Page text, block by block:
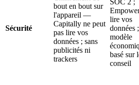
Sécurité
bout en bout sur
l'appareil —
Capitally ne peut
pas lire vos
données ; sans
publicités ni
trackers
SOC 2 ;
lire vos
données ;
modèle
basé sur
conseil